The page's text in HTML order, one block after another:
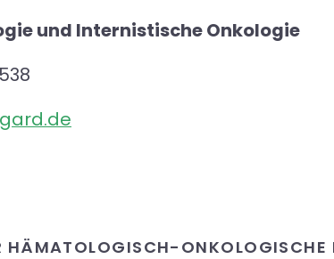
und Internistische Onkologie
HÄMATOLOGISCH-ONKOLOGISCHE